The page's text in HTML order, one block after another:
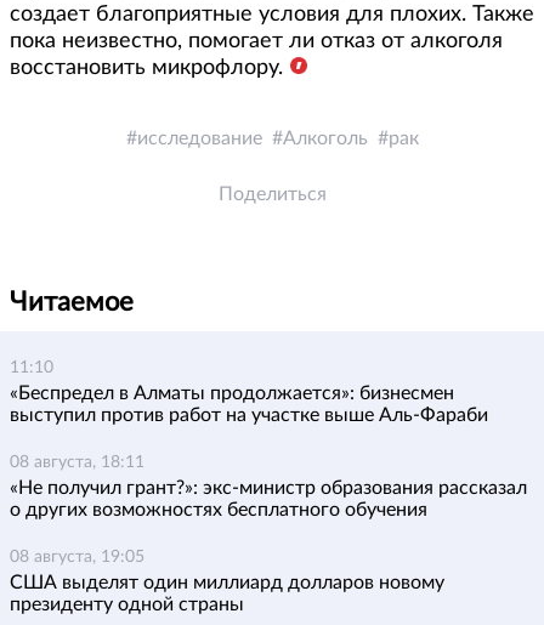
создает благоприятные условия для плохих. Также
пока неизвестно, помогает ли отказ от алкоголя
восстановить микрофлору.
исследование Алкоголь рак
Поделиться
Читаемое
11:10
«Беспредел в Алматы продолжается»: бизнесмен
выступил против работ на участке выше Аль-Фараби
08 августа, 18:11
«Не получил грант?»: экс-министр образования рассказал
о других возможностях бесплатного обучения
08 августа, 19:05
США выделят один миллиард долларов новому
президенту одной страны